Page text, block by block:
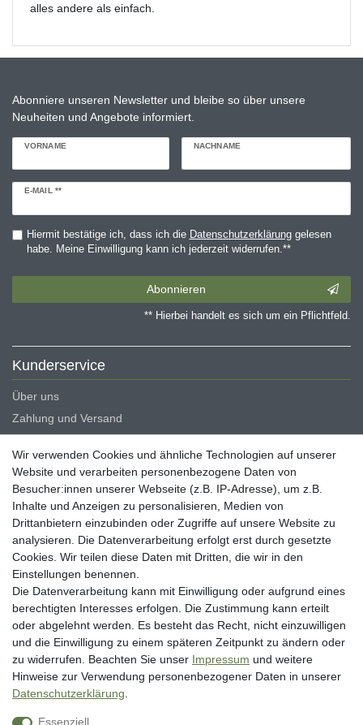
alles andere als einfach.
Abonniere unseren Newsletter und bleibe so über unsere
Neuheiten und Angebote informiert.
VORNAME NACHNAME
E-MAIL **
Newsletter
Hiermit bestätige ich, dass ich die Daten­schutz­erklärunggelesen
habe. Meine Einwilligung kann ich jederzeit widerrufen.**
Abonnieren
** Hierbei handelt es sich um ein Pflichtfeld.
Kunderservice
Über uns
Zahlung und Versand
Erklärung zur Barrierefreiheit
Blog
Rechtliche Angaben
Widerrufsrecht
Datenschutzerklärung
AGB
Impressum
Vertrag widerrufen
Unsere Zahlungsarten
Wir verwenden Cookies und ähnliche Technologien auf unserer
Website und verarbeiten personenbezogene Daten von
Besucher:innen unserer Webseite (z.B. IP-Adresse), um z.B.
Inhalte und Anzeigen zu personalisieren, Medien von
Drittanbietern einzubinden oder Zugriffe auf unsere Website zu
analysieren. Die Datenverarbeitung erfolgt erst durch gesetzte
Cookies. Wir teilen diese Daten mit Dritten, die wir in den
Einstellungen benennen.
Die Datenverarbeitung kann mit Einwilligung oder aufgrund eines
berechtigten Interesses erfolgen. Die Zustimmung kann erteilt
oder abgelehnt werden. Es besteht das Recht, nicht einzuwilligen
und die Einwilligung zu einem späteren Zeitpunkt zu ändern oder
zu widerrufen. Beachten Sie unser Impressum und weitere
Hinweise zur Verwendung personenbezogener Daten in unserer
Daten­schutz­erklärung
Essenziell